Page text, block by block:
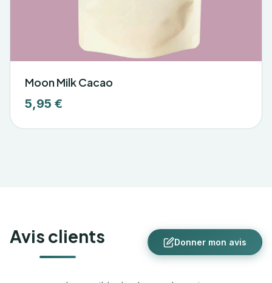
Moon Milk Cacao
5,95 €
Avis clients Donner mon avis